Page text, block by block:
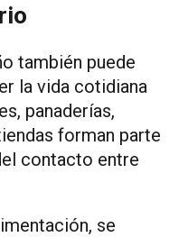
también puede
la vida cotidiana
panaderías,
forman parte
contacto entre
se